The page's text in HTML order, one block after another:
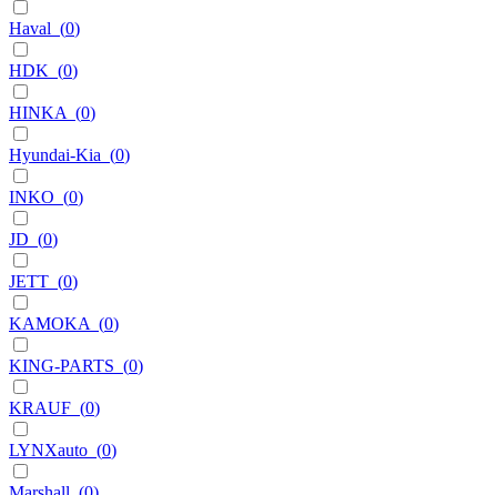
Haval (0)
HDK (0)
HINKA (0)
Hyundai-Kia (0)
INKO (0)
JD (0)
JETT (0)
KAMOKA (0)
KING-PARTS (0)
KRAUF (0)
LYNXauto (0)